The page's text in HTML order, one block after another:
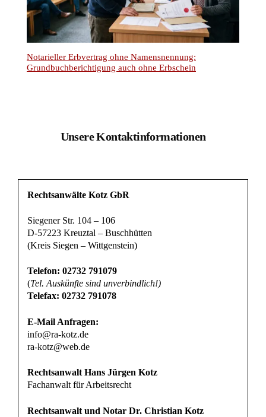
Notarieller Erbvertrag ohne Namensnennung:
Grundbuchberichtigung auch ohne Erbschein
Unsere Kontaktinformationen
Rechtsanwälte Kotz GbR
Siegener Str. 104 – 106
D-57223 Kreuztal – Buschhütten
(Kreis Siegen – Wittgenstein)
Telefon: 02732 791079
(Tel. Auskünfte sind unverbindlich!)
Telefax: 02732 791078
E-Mail Anfragen:
info@ra-kotz.de
ra-kotz@web.de
Rechtsanwalt Hans Jürgen Kotz
Fachanwalt für Arbeitsrecht
Rechtsanwalt und Notar Dr. Christian Kotz